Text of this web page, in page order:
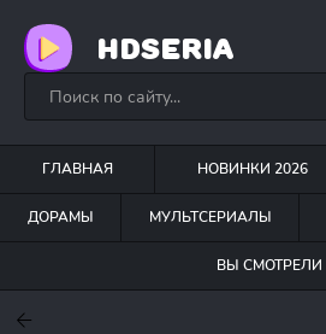
HDSERIA
ГЛАВНАЯ НОВИНКИ 2026
ДОРАМЫ МУЛЬТСЕРИАЛЫ
ВЫ СМОТРЕЛИ